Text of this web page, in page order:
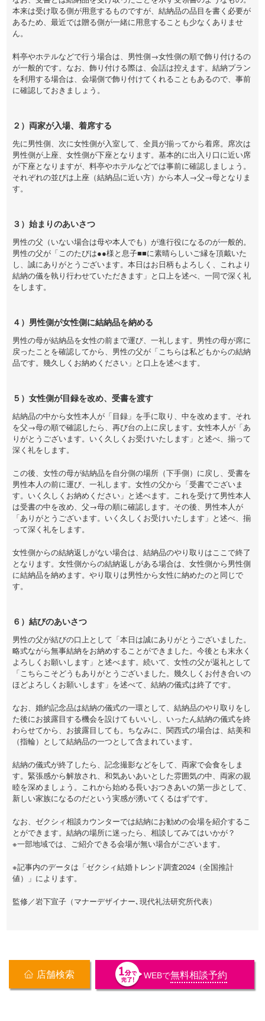
本来は受け取る側が用意するものですが、結納品の品目を書く必要が
あるため、最近では贈る側が一緒に用意することも少なくありませ
ん。
料亭やホテルなどで行う場合は、男性側→女性側の順で飾り付けるの
が一般的です。なお、飾り付ける際は、会話は控えます。結納プラン
を利用する場合は、会場側で飾り付けてくれることもあるので、事前
に確認しておきましょう。
２）両家が入場、着席する
先に男性側、次に女性側が入室して、全員が揃ってから着席。席次は
男性側が上座、女性側が下座となります。基本的に出入り口に近い席
が下座となりますが、料亭やホテルなどでは事前に確認しましょう。
それぞれの並びは上座（結納品に近い方）から本人→父→母となりま
す。
３）始まりのあいさつ
男性の父（いない場合は母や本人でも）が進行役になるのが一般的。
男性の父が「このたびは●●様と息子■■に素晴らしいご縁を頂戴いた
し、誠にありがとうございます。本日はお日柄もよろしく、これより
結納の儀を執り行わせていただきます」と口上を述べ、一同で深く礼
をします。
４）男性側が女性側に結納品を納める
男性の母が結納品を女性の前まで運び、一礼します。男性の母が席に
戻ったことを確認してから、男性の父が「こちらは私どもからの結納
品です。幾久しくお納めください」と口上を述べます。
５）女性側が目録を改め、受書を渡す
結納品の中から女性本人が「目録」を手に取り、中を改めます。それ
を父→母の順で確認したら、再び台の上に戻します。女性本人が「あ
りがとうございます。いく久しくお受けいたします」と述べ、揃って
深く礼をします。
この後、女性の母が結納品を自分側の場所（下手側）に戻し、受書を
男性本人の前に運び、一礼します。女性の父から「受書でございま
す。いく久しくお納めください」と述べます。これを受けて男性本人
は受書の中を改め、父→母の順に確認します。その後、男性本人が
「ありがとうございます。いく久しくお受けいたします」と述べ、揃
って深く礼をします。
女性側からの結納返しがない場合は、結納品のやり取りはここで終了
となります。女性側からの結納返しがある場合は、女性側から男性側
に結納品を納めます。やり取りは男性から女性に納めたのと同じで
す。
６）結びのあいさつ
男性の父が結びの口上として「本日は誠にありがとうございました。
略式ながら無事結納をお納めすることができました。今後とも末永く
よろしくお願いします」と述べます。続いて、女性の父が返礼として
「こちらこそどうもありがとうございました。幾久しくお付き合いの
ほどよろしくお願いします」を述べて、結納の儀式は終了です。
なお、婚約記念品は結納の儀式の一環として、結納品のやり取りをし
た後にお披露目する機会を設けてもいいし、いったん結納の儀式を終
わらせてから、お披露目しても。ちなみに、関西式の場合は、結美和
（指輪）として結納品の一つとして含まれています。
結納の儀式が終了したら、記念撮影などをして、両家で会食をしま
す。緊張感から解放され、和気あいあいとした雰囲気の中、両家の親
睦を深めましょう。これから始める長いおつきあいの第一歩として、
新しい家族になるのだという実感が湧いてくるはずです。
なお、ゼクシィ相談カウンターでは結納にお勧めの会場を紹介するこ
とができます。結納の場所に迷ったら、相談してみてはいかが？
※一部地域では、ご紹介できる会場が無い場合がございます。
※記事内のデータは「ゼクシィ結婚トレンド調査2024（全国推計
値）」によります。
監修／岩下宣子（マナーデザイナー､現代礼法研究所代表）
店舗検索 WEBで無料相談予約